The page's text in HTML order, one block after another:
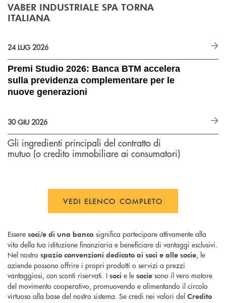
VABER INDUSTRIALE SPA TORNA
ITALIANA
24 LUG 2026
Premi Studio 2026: Banca BTM accelera
sulla previdenza complementare per le
nuove generazioni
30 GIU 2026
Gli ingredienti principali del contratto di
mutuo (o credito immobiliare ai consumatori)
VEDI ELENCO COMPLETO
Essere soci/e di una banca significa partecipare attivamente alla
vita della tua istituzione finanziaria e beneficiare di vantaggi esclusivi.
Nel nostro spazio convenzioni dedicato ai soci e alle socie, le
aziende possono offrire i propri prodotti o servizi a prezzi
vantaggiosi, con sconti riservati. I soci e le socie sono il vero motore
del movimento cooperativo, promuovendo e alimentando il circolo
virtuoso alla base del nostro sistema. Se credi nei valori del Credito